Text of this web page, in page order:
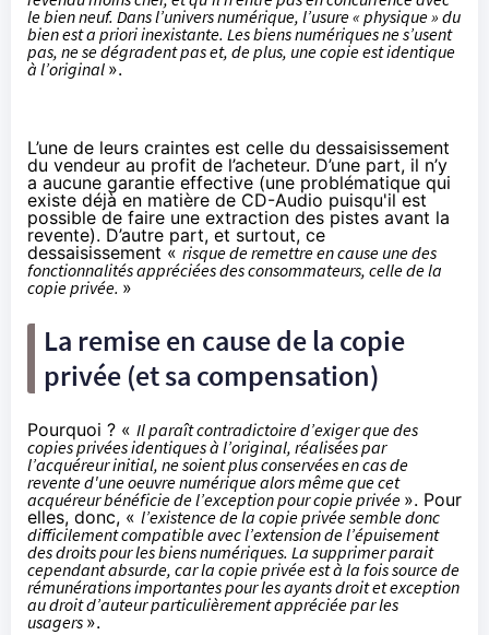
le bien neuf. Dans l’univers numérique, l’usure « physique » du
bien est a priori inexistante. Les biens numériques ne s’usent
pas, ne se dégradent pas et, de plus, une copie est identique
à l’original ».
L’une de leurs craintes est celle du dessaisissement
du vendeur au profit de l’acheteur. D’une part, il n’y
a aucune garantie effective (une problématique qui
existe déjà en matière de CD-Audio puisqu'il est
possible de faire une extraction des pistes avant la
revente). D’autre part, et surtout, ce
dessaisissement « risque de remettre en cause une des
fonctionnalités appréciées des consommateurs, celle de la
copie privée. »
La remise en cause de la copie
privée (et sa compensation)
Pourquoi ? « Il paraît contradictoire d’exiger que des
copies privées identiques à l’original, réalisées par
l’acquéreur initial, ne soient plus conservées en cas de
revente d'une oeuvre numérique alors même que cet
acquéreur bénéficie de l’exception pour copie privée ». Pour
elles, donc, « l’existence de la copie privée semble donc
difficilement compatible avec l’extension de l’épuisement
des droits pour les biens numériques. La supprimer parait
cependant absurde, car la copie privée est à la fois source de
rémunérations importantes pour les ayants droit et exception
au droit d’auteur particulièrement appréciée par les
usagers ».